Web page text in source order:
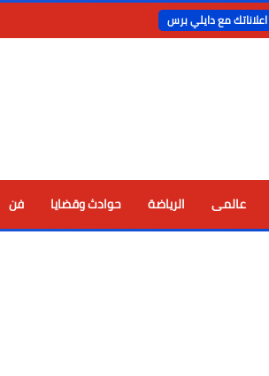
اعلاناتك مع دايلي برس
عالمى الرياضة حوادث وقضايا فن